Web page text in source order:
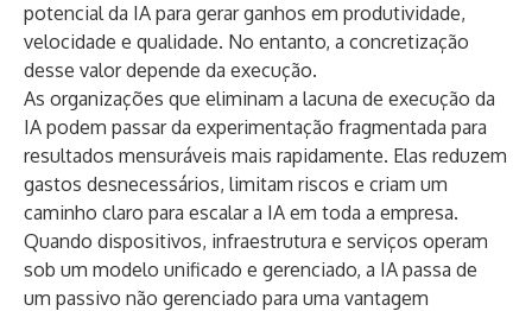
potencial da IA para gerar ganhos em produtividade,
velocidade e qualidade. No entanto, a concretização
desse valor depende da execução.
As organizações que eliminam a lacuna de execução da
IA podem passar da experimentação fragmentada para
resultados mensuráveis mais rapidamente. Elas reduzem
gastos desnecessários, limitam riscos e criam um
caminho claro para escalar a IA em toda a empresa.
Quando dispositivos, infraestrutura e serviços operam
sob um modelo unificado e gerenciado, a IA passa de
um passivo não gerenciado para uma vantagem